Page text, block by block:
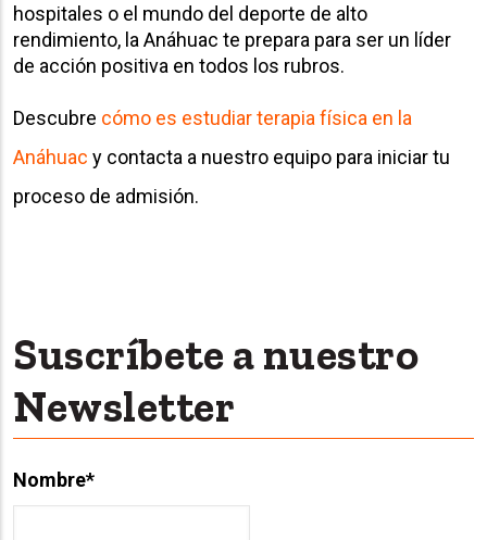
hospitales o el mundo del deporte de alto
rendimiento, la Anáhuac te prepara para ser un líder
de acción positiva en todos los rubros.
Descubre cómo es estudiar terapia física en la
Anáhuac y contacta a nuestro equipo para iniciar tu
proceso de admisión.
Suscríbete a nuestro
Newsletter
Nombre*